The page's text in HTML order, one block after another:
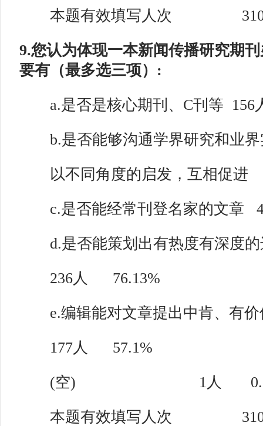
本题有效填写人次
9.您认为体现一本新闻传播研究期
要有（最多选三项）:
a.是否是核心期刊、C刊等
b.是否能够沟通学界研究和业界
以不同角度的启发，互相促
c.是否能经常刊登名家的文章
d.是否能策划出有热度有深度的
236人 76.13%
e.编辑能对文章提出中肯、有价
177人 57.1%
(空) 1人
本题有效填写人次